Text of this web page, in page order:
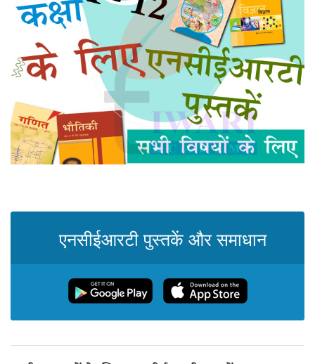
एनसीईआरटी पुस्तकें और समाधान